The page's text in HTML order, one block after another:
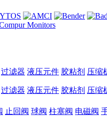
过滤器 液压元件 胶粘剂 压缩
过滤器 液压元件 胶粘剂 压缩
止回阀 球阀 柱塞阀 电磁阀